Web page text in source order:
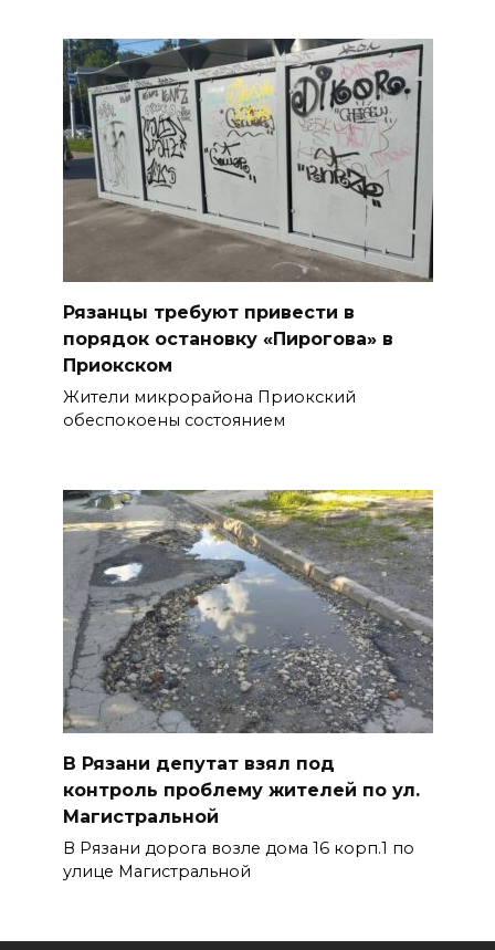
Рязанцы требуют привести в
порядок остановку «Пирогова» в
Приокском
Жители микрорайона Приокский
обеспокоены состоянием
В Рязани депутат взял под
контроль проблему жителей по ул.
Магистральной
В Рязани дорога возле дома 16 корп.1 по
улице Магистральной